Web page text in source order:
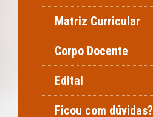
Matriz Curricular
Corpo Docente
Edital
Ficou com dúvidas?